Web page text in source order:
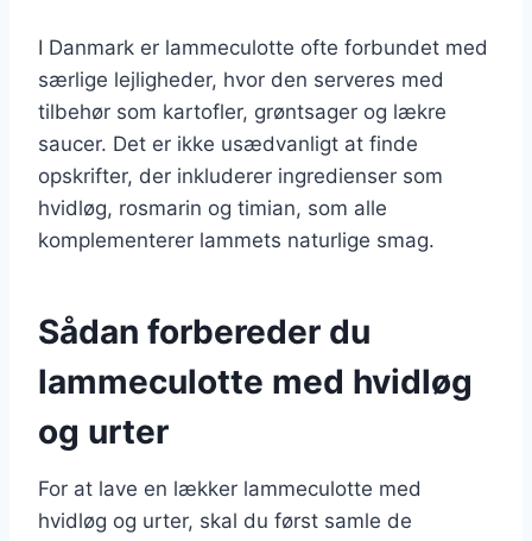
I Danmark er lammeculotte ofte forbundet med
særlige lejligheder, hvor den serveres med
tilbehør som kartofler, grøntsager og lækre
saucer. Det er ikke usædvanligt at finde
opskrifter, der inkluderer ingredienser som
hvidløg, rosmarin og timian, som alle
komplementerer lammets naturlige smag.
Sådan forbereder du
lammeculotte med hvidløg
og urter
For at lave en lækker lammeculotte med
hvidløg og urter, skal du først samle de